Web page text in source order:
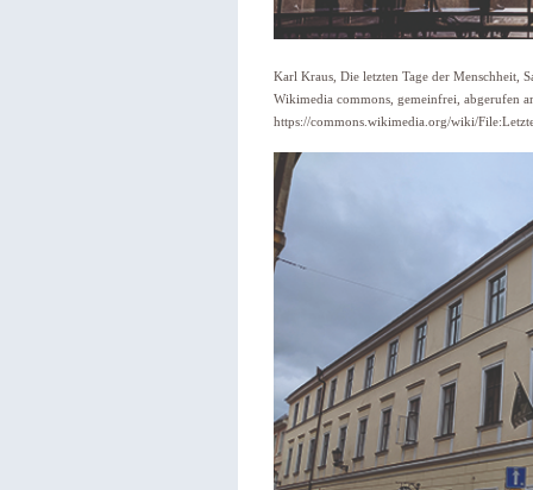
Karl Kraus, Die letzten Tage der Menschheit,
Wikimedia commons, gemeinfrei, abgerufen
https://commons.wikimedia.org/wiki/